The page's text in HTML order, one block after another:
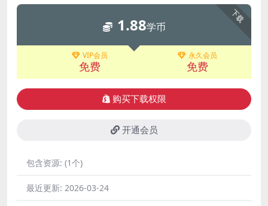
下载
1.88学币
VIP会员
免费
永久会员
免费
购买下载权限
开通会员
包含资源: (1个)
最近更新: 2026-03-24